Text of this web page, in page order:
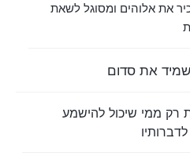
את אלוהים ומסוגל לשאת
את סדום
רק ממי שיכול להישמע